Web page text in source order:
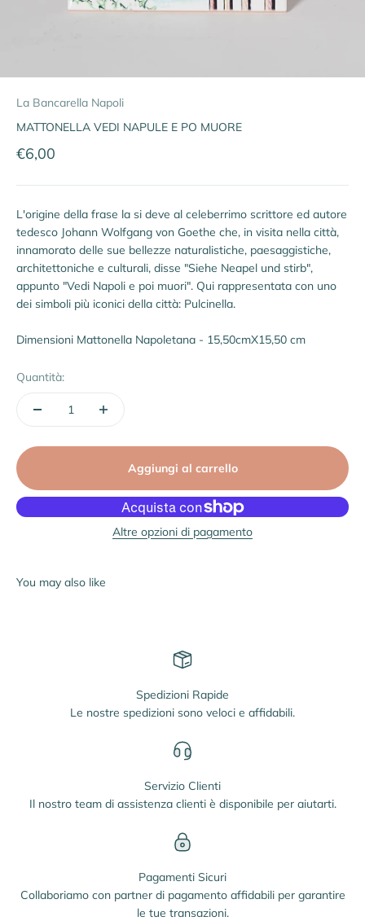
La Bancarella Napoli
MATTONELLA VEDI NAPULE E PO MUORE
Prezzo scontato
€6,00
L'origine della frase la si deve al celeberrimo scrittore ed autore
tedesco Johann Wolfgang von Goethe che, in visita nella città,
innamorato delle sue bellezze naturalistiche, paesaggistiche,
architettoniche e culturali, disse "Siehe Neapel und stirb",
appunto "Vedi Napoli e poi muori". Qui rappresentata con uno
dei simboli più iconici della città: Pulcinella.
Dimensioni Mattonella Napoletana - 15,50cmX15,50 cm
Quantità:
Aggiungi al carrello
Altre opzioni di pagamento
Spedizioni Rapide
Le nostre spedizioni sono veloci e affidabili.
Servizio Clienti
Il nostro team di assistenza clienti è disponibile per aiutarti.
Pagamenti Sicuri
Collaboriamo con partner di pagamento affidabili per garantire
le tue transazioni.